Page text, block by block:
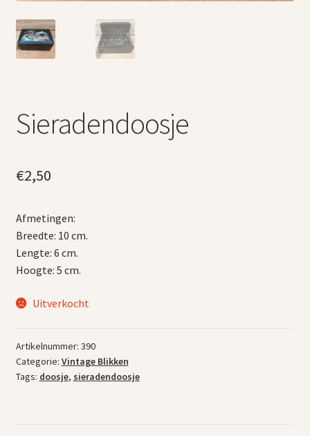
Sieradendoosje
€2,50
Afmetingen:
Breedte: 10 cm.
Lengte: 6 cm.
Hoogte: 5 cm.
Uitverkocht
Artikelnummer: 390
Categorie: Vintage Blikken
Tags: doosje, sieradendoosje